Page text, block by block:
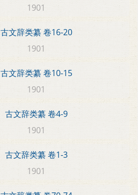
1901
古文辞类纂 卷16-20
1901
古文辞类纂 卷10-15
1901
古文辞类纂 卷4-9
1901
古文辞类纂 卷1-3
1901